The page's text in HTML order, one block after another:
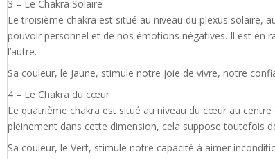
3 – Le Chakra Solaire
Le troisième chakra est situé au niveau du plexus solaire,
pouvoir personnel et de nos émotions négatives. Il est en
l’autre.
Sa couleur, le Jaune, stimule notre joie de vivre, notre
4 – Le Chakra du cœur
Le quatrième chakra est situé au niveau du cœur au centre
pleinement dans cette dimension, cela suppose toutefois
Sa couleur, le Vert, stimule notre capacité à aimer